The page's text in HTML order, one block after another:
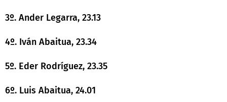
3º. Ander Legarra, 23.13
4º. Iván Abaitua, 23.34
5º. Eder Rodríguez, 23.35
6º. Luis Abaitua, 24.01